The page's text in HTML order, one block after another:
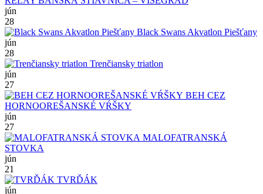
jún
28
Black Swans Akvatlon Piešťany
jún
28
Trenčiansky triatlon
jún
27
BEH CEZ
HORNOOREŠANSKÉ VŔŠKY
jún
27
MALOFATRANSKÁ
STOVKA
jún
21
TVRĎÁK
jún